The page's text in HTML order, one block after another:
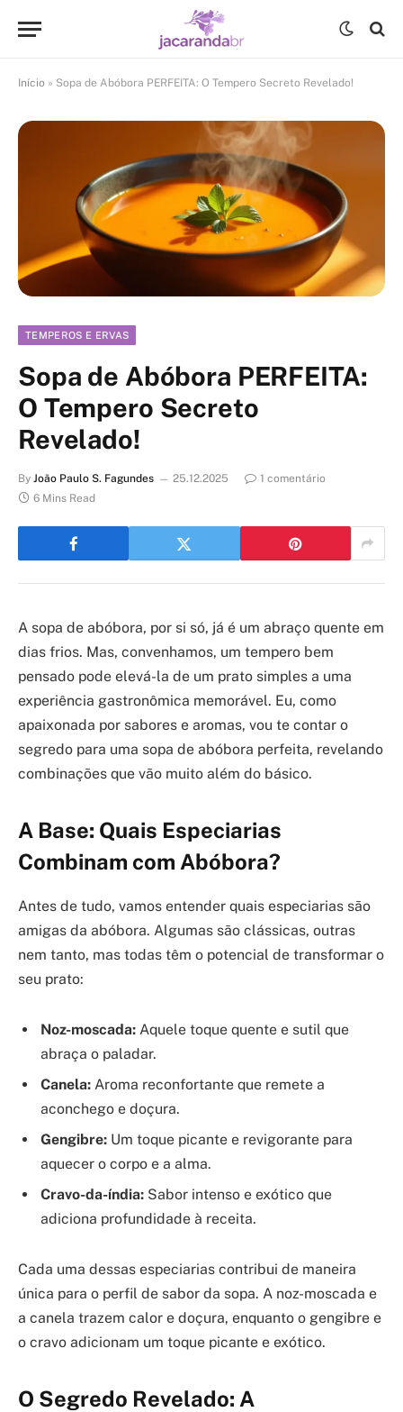
Início » Sopa de Abóbora PERFEITA: O Tempero Secreto Revelado!
TEMPEROS E ERVAS
Sopa de Abóbora PERFEITA:
O Tempero Secreto
Revelado!
By João Paulo S. Fagundes 25.12.2025
1 comentário
6 Mins Read
A sopa de abóbora, por si só, já é um abraço quente em
dias frios. Mas, convenhamos, um tempero bem
pensado pode elevá-la de um prato simples a uma
experiência gastronômica memorável. Eu, como
apaixonada por sabores e aromas, vou te contar o
segredo para uma sopa de abóbora perfeita, revelando
combinações que vão muito além do básico.
A Base: Quais Especiarias
Combinam com Abóbora?
Antes de tudo, vamos entender quais especiarias são
amigas da abóbora. Algumas são clássicas, outras
nem tanto, mas todas têm o potencial de transformar o
seu prato:
Noz-moscada: Aquele toque quente e sutil que
abraça o paladar.
Canela: Aroma reconfortante que remete a
aconchego e doçura.
Gengibre: Um toque picante e revigorante para
aquecer o corpo e a alma.
Cravo-da-índia: Sabor intenso e exótico que
adiciona profundidade à receita.
Cada uma dessas especiarias contribui de maneira
única para o perfil de sabor da sopa. A noz-moscada e
a canela trazem calor e doçura, enquanto o gengibre e
o cravo adicionam um toque picante e exótico.
O Segredo Revelado: A